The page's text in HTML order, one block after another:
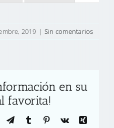
2019 | Sin comentarios
en su
favorita!
WhatsApp
TelegramTumblr Pinterest
Vk
Xing